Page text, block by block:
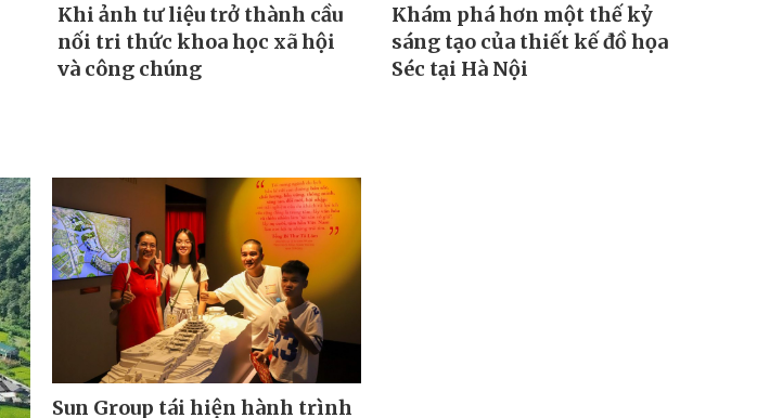
Khi ảnh tư liệu trở thành cầu
nối tri thức khoa học xã hội
và công chúng
Khám phá hơn một thế kỷ
sáng tạo của thiết kế đồ họa
Séc tại Hà Nội
Sun Group tái hiện hành trình